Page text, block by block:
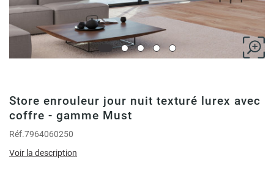
Store enrouleur jour nuit texturé lurex avec
coffre - gamme Must
Réf.7964060250
Voir la description